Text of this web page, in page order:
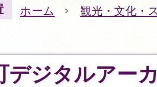
ホーム 観光・文化・
デジタルアー